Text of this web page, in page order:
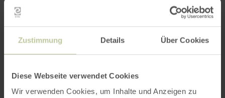
Zustimmung Details Über Cookies
Diese Webseite verwendet Cookies
Wir verwenden Cookies, um Inhalte und Anzeigen zu
Micha Schue
Mit energiegeladenen Auftritten, mitreißender
Party-Stimmung und jeder Menge
Beben. Hier bleibt garantiert niemand still
stehen.